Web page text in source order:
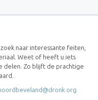
naar interessante feiten,
Weet of heeft u iets
delen. Zo blijft de prachtige